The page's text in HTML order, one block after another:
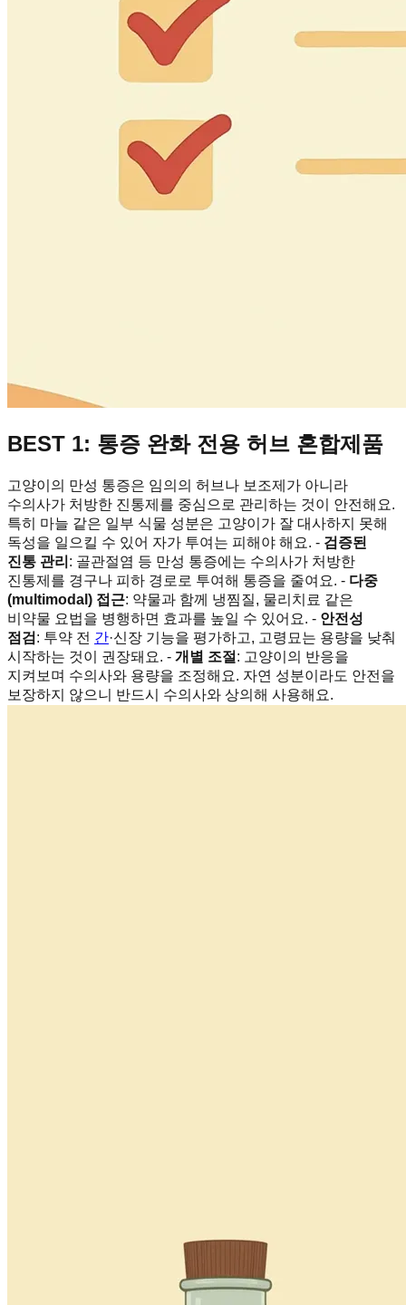
BEST 1: 통증 완화 전용 허브 혼합제품
고양이의 만성 통증은 임의의 허브나 보조제가 아니라
수의사가 처방한 진통제를 중심으로 관리하는 것이 안전해요.
특히 마늘 같은 일부 식물 성분은 고양이가 잘 대사하지 못해
독성을 일으킬 수 있어 자가 투여는 피해야 해요. - 검증된
진통 관리 : 골관절염 등 만성 통증에는 수의사가 처방한
진통제를 경구나 피하 경로로 투여해 통증을 줄여요. - 다중
(multimodal) 접근: 약물과 함께 냉찜질, 물리치료 같은
비약물 요법을 병행하면 효과를 높일 수 있어요. - 안전성
점검 : 투약 전 간·신장 기능을 평가하고, 고령묘는 용량을 낮춰
시작하는 것이 권장돼요. - 개별 조절 : 고양이의 반응을
지켜보며 수의사와 용량을 조정해요. 자연 성분이라도 안전을
보장하지 않으니 반드시 수의사와 상의해 사용해요.